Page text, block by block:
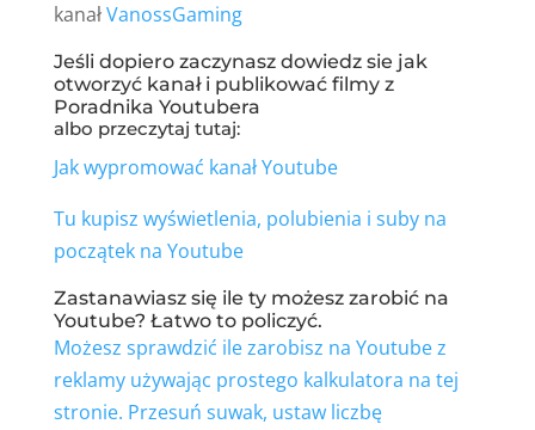
kanałVanossGaming
Jeśli dopiero zaczynasz dowiedz sie jak
otworzyć kanał i publikować filmy z
Poradnika Youtubera
albo przeczytaj tutaj:
Jak wypromować kanał Youtube
Tu kupisz wyświetlenia, polubienia i suby na
początek na Youtube
Zastanawiasz się ile ty możesz zarobić na
Youtube? Łatwo to policzyć.
Możesz sprawdzić ile zarobisz na Youtube z
reklamy używając prostego kalkulatora na tej
stronie. Przesuń suwak, ustaw liczbę